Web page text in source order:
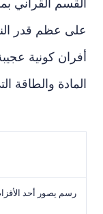
القسم القرآني
على عظم قدر
أفران كونية
المادة والطاقة
رسم يصور أحد